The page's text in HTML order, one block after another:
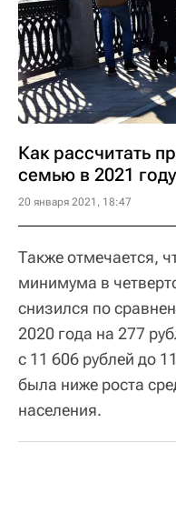
Как рассчитать
семью в 2021
20 января 2021, 18:47
Также отмечается,
минимума в
снизился по
2020 года на 277
с 11 606 рублей до
была ниже роста
населения.